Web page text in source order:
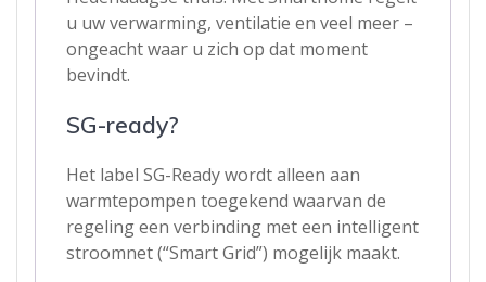
u uw verwarming, ventilatie en veel meer –
ongeacht waar u zich op dat moment
bevindt.
SG-ready?
Het label SG-Ready wordt alleen aan
warmtepompen toegekend waarvan de
regeling een verbinding met een intelligent
stroomnet (“Smart Grid”) mogelijk maakt.